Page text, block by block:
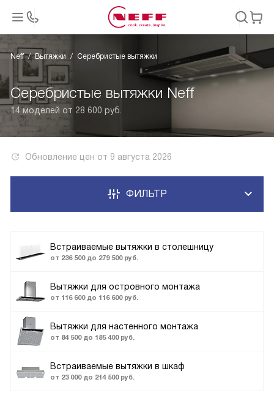
Neff Вытяжки Серебристые вытяжки
Серебристые вытяжки Neff
14 моделей от 28 600 руб.
Обновление цен от 9 августа 2026
Встраиваемые вытяжки в столешницу
от 236 500 до 279 500 руб.
Вытяжки для островного монтажа
от 116 600 до 116 600 руб.
Вытяжки для настенного монтажа
от 84 500 до 185 400 руб.
Встраиваемые вытяжки в шкаф
от 23 000 до 214 500 руб.
ФИЛЬТР